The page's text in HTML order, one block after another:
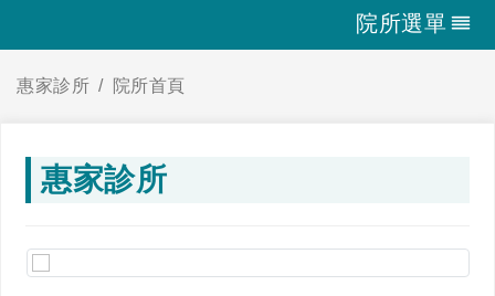
院所選單
惠家診所 院所首頁
惠家診所